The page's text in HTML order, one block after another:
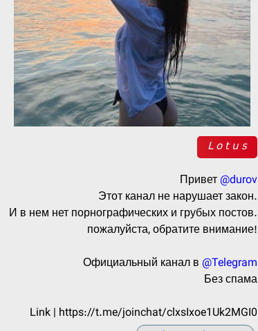
𝖫 𝗈 𝗍 𝗎 𝗌
Привет @durov
Этот канал не нарушает закон.
И в нем нет порнографических и грубых постов.
пожалуйста, обратите внимание!
Официальный канал в @Telegram
Без спама
Link | https://t.me/joinchat/clxsIxoe1Uk2MGI0